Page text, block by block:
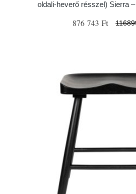
oldali-heverő résszel) Sierra
876 743 Ft